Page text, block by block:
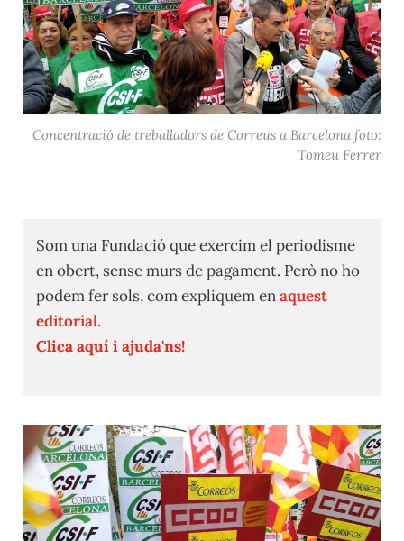
Concentració de treballadors de Correus a Barcelona foto:
Tomeu Ferrer
Som una Fundació que exercim el periodisme
en obert, sense murs de pagament. Però no ho
podem fer sols, com expliquem enaquest
editorial.
Clica aquí i ajuda'ns!